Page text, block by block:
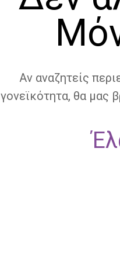
Αν αναζητείς
γονεϊκότητα, θα μας